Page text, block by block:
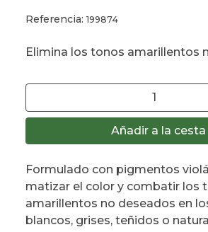
Referencia:199874
Elimina los tonos amarillentos
Añadir a la cesta
Formulado con pigmentos
matizar el color y combatir los
amarillentos no deseados en
blancos, grises, teñidos o